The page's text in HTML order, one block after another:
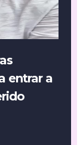
entrar a